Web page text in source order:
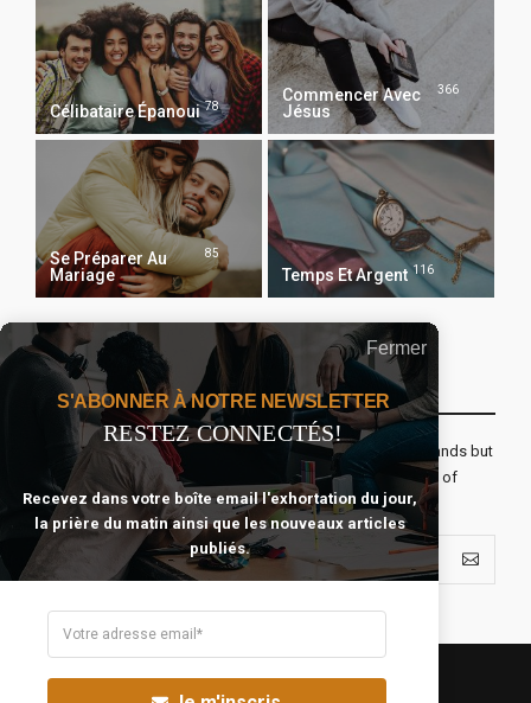
Célibataire Épanoui 78
Commencer Avec
Jésus
366
Se Préparer Au
Mariage
85
Temps Et Argent 116
Recevoir Notre Newsletter Chaque Matin
The real voyage of discovery consists not in seeking new lands but
seeing with new eyes. All journeys have secret destinations of
which the traveler is unaware.
Fermer
S'ABONNER À NOTRE NEWSLETTER
RESTEZ CONNECTÉS!
Recevez dans votre boîte email l'exhortation du jour,
la prière du matin ainsi que les nouveaux articles
publiés.